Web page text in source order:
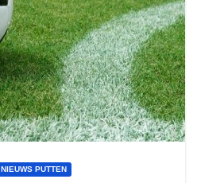
NIEUWS PUTTEN